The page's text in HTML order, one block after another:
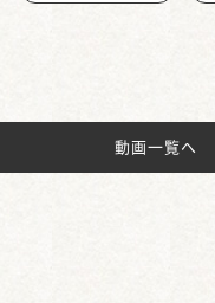
動画一覧へ